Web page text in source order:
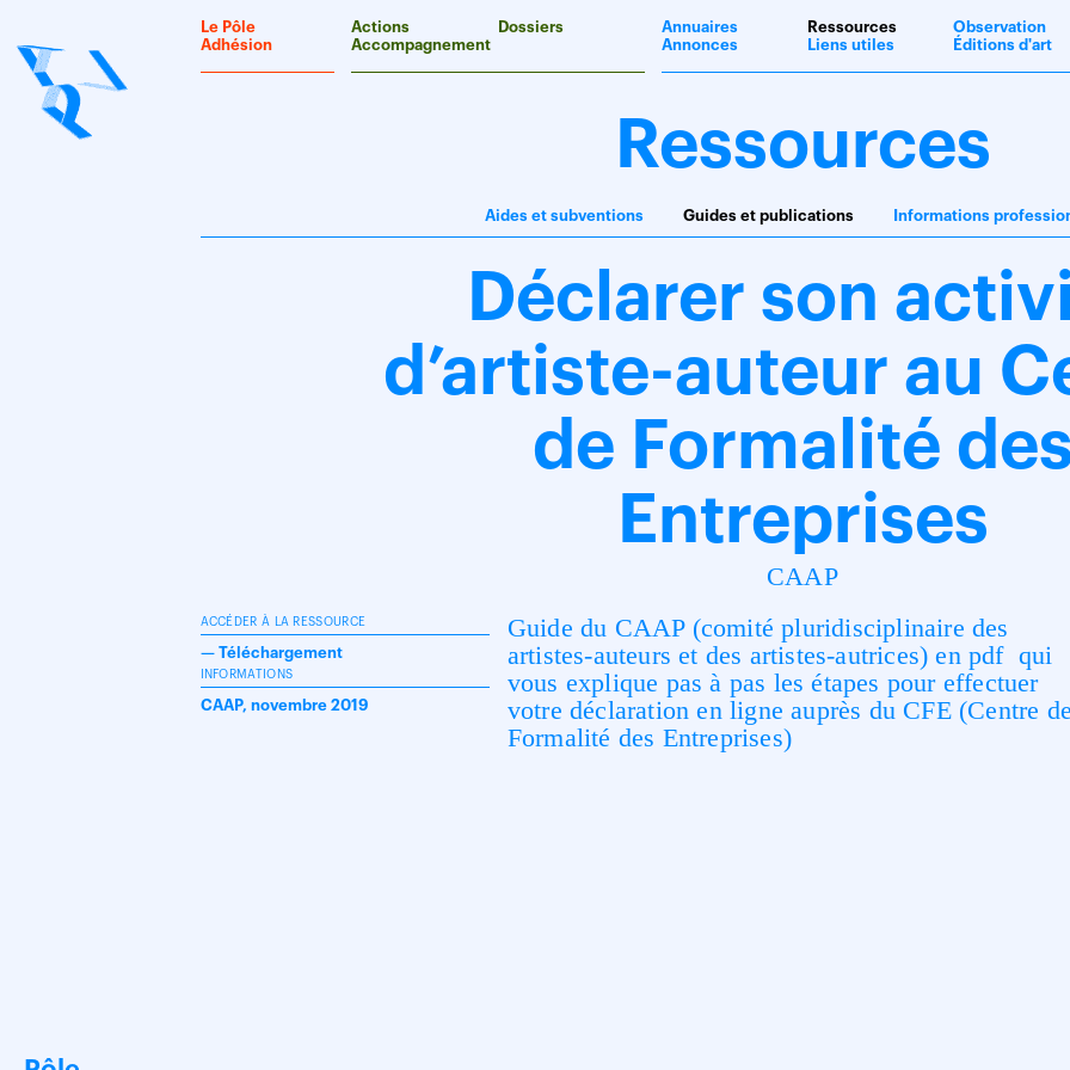
Le Pôle
Adhésion
Actions
Accompagnement
Dossiers
Annuaires
Annonces
Ressources
Liens utiles
Observation
Éditions d'art
Ressources
Aides et subventions Guides et publications Informations
Déclarer son
d’artiste-auteur au
de Formalité
Entreprises
CAAP
Guide du CAAP (comité pluridisciplinaire des
artistes-auteurs et des artistes-autrices) en pdf qui
vous explique pas à pas les étapes pour effectuer
votre déclaration en ligne auprès du CFE (Centre
Formalité des Entreprises)
ACCÉDER À LA RESSOURCE
— Téléchargement
INFORMATIONS
CAAP, novembre 2019